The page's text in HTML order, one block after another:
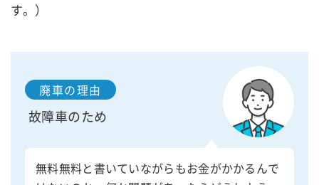
す。）
廃車の理由
故障車のため
無料無料と書いていながらもお金がかかるんで